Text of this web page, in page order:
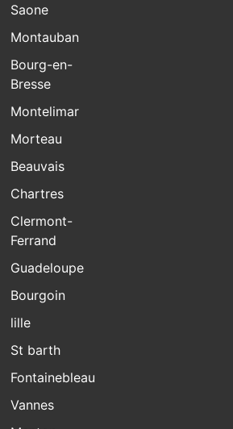
Saone
Montauban
Bourg-en-
Bresse
Montelimar
Morteau
Beauvais
Chartres
Clermont-
Ferrand
Guadeloupe
Bourgoin
lille
St barth
Fontainebleau
Vannes